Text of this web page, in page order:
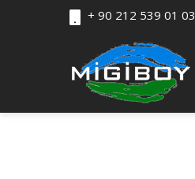
+ 90 212 539 01 03